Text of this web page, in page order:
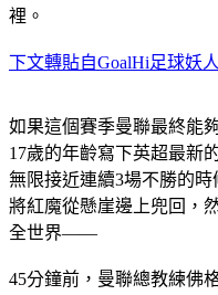
裡。
下文轉貼自GoalHi足球妖
如果這個賽季曼聯最終能
17歲的年齡寫下英超最
無限接近連續3場不勝的
將紅魔從懸崖邊上兜回，
全世界——
45分鐘前，曼聯總教練佛